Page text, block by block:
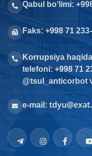
Qabul bo‘limi:
Faks: +998 71
Korrupsiya
telefoni: +998 71
@tsul_anticorbot
e-mail: